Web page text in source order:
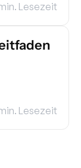
Lesezeit
Lesezeit